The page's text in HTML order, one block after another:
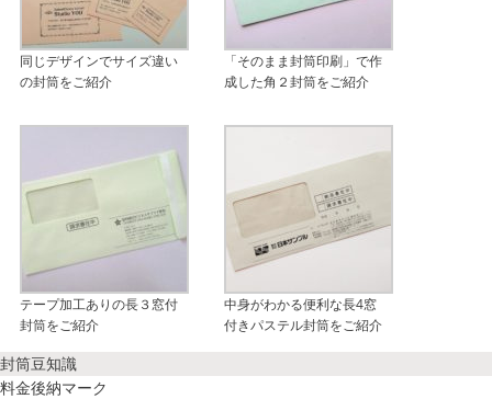
同じデザインでサイズ違い
の封筒をご紹介
「そのまま封筒印刷」で作
成した角２封筒をご紹介
テープ加工ありの長３窓付
封筒をご紹介
中身がわかる便利な長4窓
付きパステル封筒をご紹介
封筒豆知識
料金後納マーク